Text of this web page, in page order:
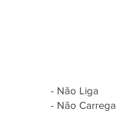
- Não Liga
- Não Carrega